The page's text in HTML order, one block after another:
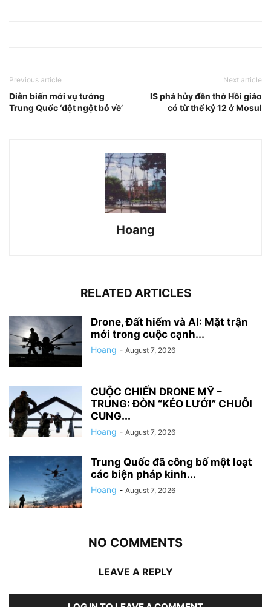
Previous article
Diễn biến mới vụ tướng
Trung Quốc ‘đột ngột bỏ về’
Next article
IS phá hủy đền thờ Hồi giáo
có từ thế kỷ 12 ở Mosul
Hoang
RELATED ARTICLES
Drone, Đất hiếm và AI: Mặt trận
mới trong cuộc cạnh...
Hoang - August 7, 2026
CUỘC CHIẾN DRONE MỸ –
TRUNG: ĐÒN “KÉO LƯỚI” CHUỖI
CUNG...
Hoang - August 7, 2026
Trung Quốc đã công bố một loạt
các biện pháp kinh...
Hoang - August 7, 2026
NO COMMENTS
LEAVE A REPLY